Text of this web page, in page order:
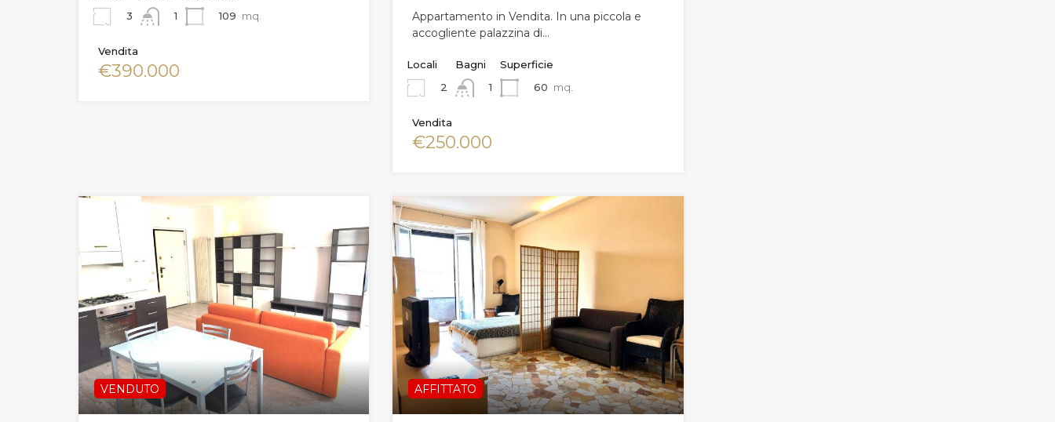
3
1
109 mq.
Vendita
€390.000
Appartamento in Vendita. In una piccola e
accogliente palazzina di…
Locali
2
Bagni
1
Superficie
60 mq.
Vendita
€250.000
VENDUTO AFFITTATO